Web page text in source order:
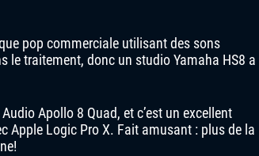
pop commerciale utilisant des sons
le traitement, donc un studio Yamaha HS8 a
Apollo 8 Quad, et c’est un excellent
Apple Logic Pro X. Fait amusant : plus de la